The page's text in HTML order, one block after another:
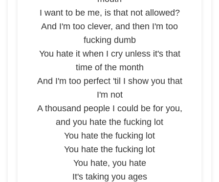
I want to be me, is that not allowed?
And I'm too clever, and then I'm too
fucking dumb
You hate it when I cry unless it's that
time of the month
And I'm too perfect 'til I show you that
I'm not
A thousand people I could be for you,
and you hate the fucking lot
You hate the fucking lot
You hate the fucking lot
You hate, you hate
It's taking you ages